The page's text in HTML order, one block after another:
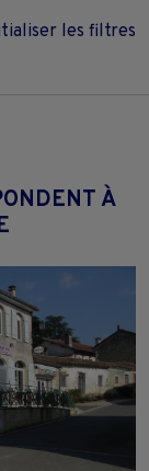
les filtres
À